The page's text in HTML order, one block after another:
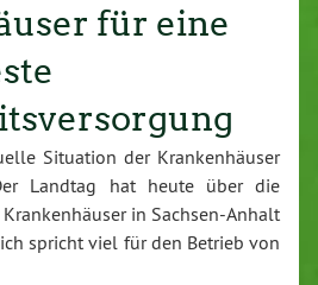
für eine
Situation der Krankenhäuser
Landtag hat heute über die
in Sachsen-Anhalt
spricht viel für den Betrieb von